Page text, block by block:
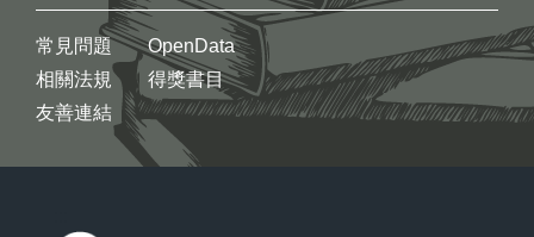
常見問題
相關法規
友善連結
OpenData
得獎書目